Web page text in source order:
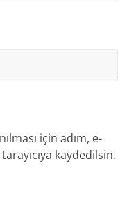
için adım, e-
kaydedilsin.